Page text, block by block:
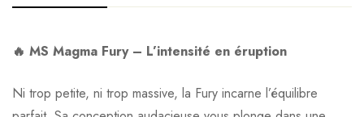
🔥 MS Magma Fury – L’intensité en éruption
Ni trop petite, ni trop massive, la Fury incarne l’équilibre
Avis clients
Questions clients
0 question sur ce produit Poser ma question